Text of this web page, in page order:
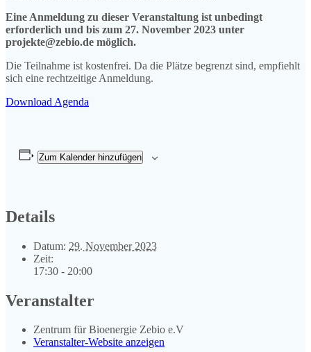
Eine Anmeldung zu dieser Veranstaltung ist unbedingt
erforderlich und bis zum 27. November 2023 unter
projekte@zebio.de möglich.
Die Teilnahme ist kostenfrei. Da die Plätze begrenzt sind, empfiehlt
sich eine rechtzeitige Anmeldung.
Download Agenda
Zum Kalender hinzufügen
Details
Datum: 29. November 2023
Zeit:
17:30 - 20:00
Veranstalter
Zentrum für Bioenergie Zebio e.V
Veranstalter-Website anzeigen